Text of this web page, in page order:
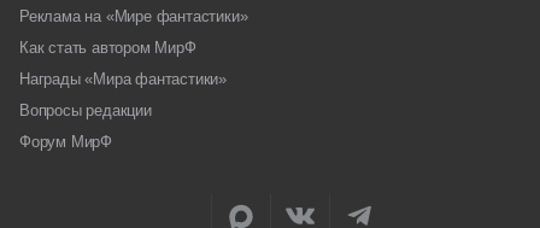
Реклама на «Мире фантастики»
Как стать автором МирФ
Награды «Мира фантастики»
Вопросы редакции
Форум МирФ